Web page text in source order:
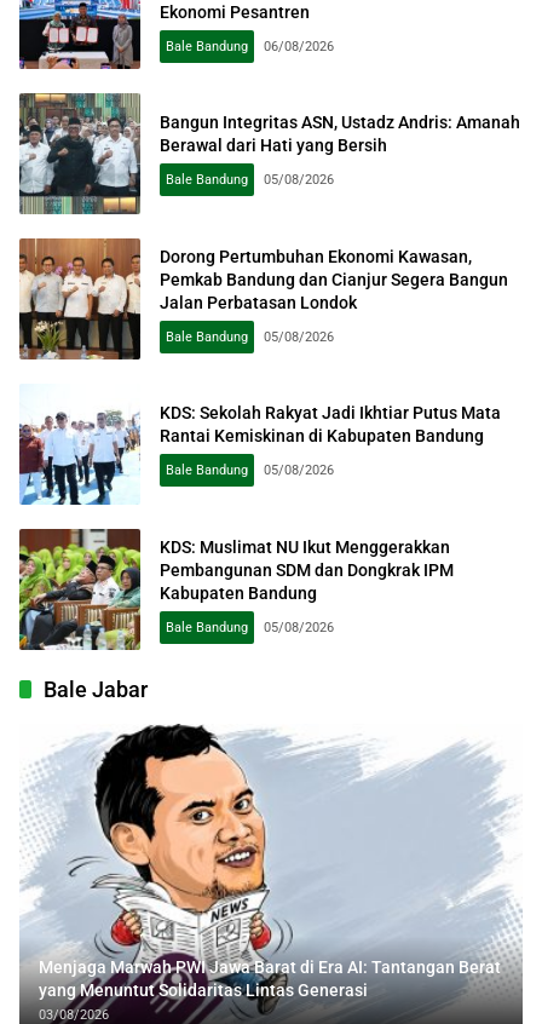
Ekonomi Pesantren
Bale Bandung 06/08/2026
Bangun Integritas ASN, Ustadz Andris: Amanah
Berawal dari Hati yang Bersih
Bale Bandung 05/08/2026
Dorong Pertumbuhan Ekonomi Kawasan,
Pemkab Bandung dan Cianjur Segera Bangun
Jalan Perbatasan Londok
Bale Bandung 05/08/2026
KDS: Sekolah Rakyat Jadi Ikhtiar Putus Mata
Rantai Kemiskinan di Kabupaten Bandung
Bale Bandung 05/08/2026
KDS: Muslimat NU Ikut Menggerakkan
Pembangunan SDM dan Dongkrak IPM
Kabupaten Bandung
Bale Bandung 05/08/2026
Bale Jabar
Menjaga Marwah PWI Jawa Barat di Era AI: Tantangan Berat
yang Menuntut Solidaritas Lintas Generasi
03/08/2026